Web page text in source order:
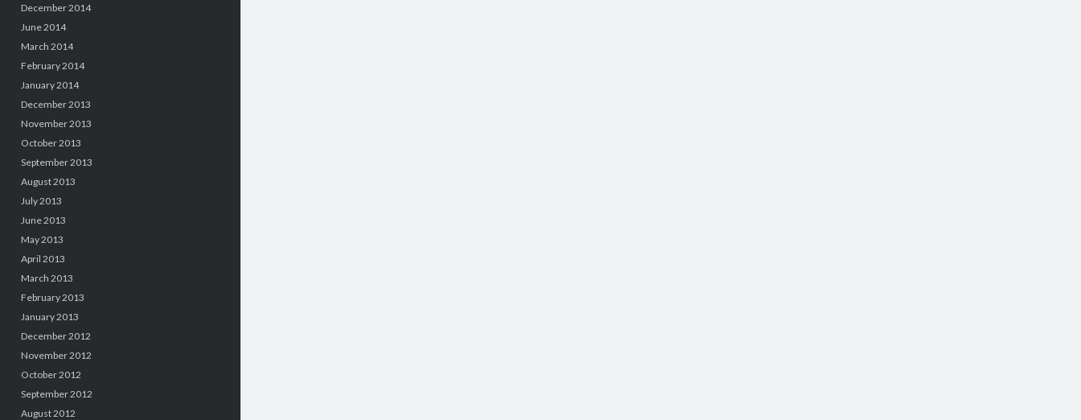
December 2014
June 2014
March 2014
February 2014
January 2014
December 2013
November 2013
October 2013
September 2013
August 2013
July 2013
June 2013
May 2013
April 2013
March 2013
February 2013
January 2013
December 2012
November 2012
October 2012
September 2012
August 2012